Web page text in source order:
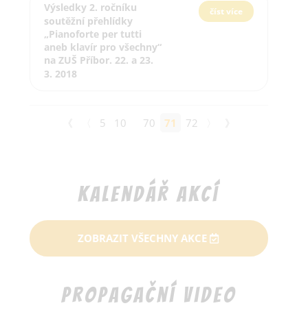
Výsledky 2. ročníku
soutěžní přehlídky
„Pianoforte per tutti
aneb klavír pro všechny“
na ZUŠ Příbor. 22. a 23.
3. 2018
číst více
5 10 70 71 72
Kalendář akcí
ZOBRAZIT VŠECHNY AKCE
Propagační video